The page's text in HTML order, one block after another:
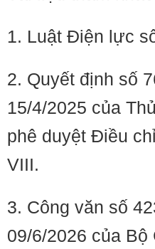
1. Luật Điện lực
2. Quyết định số
15/4/2025 của
phê duyệt Điều
VIII.
3. Công văn số
09/6/2026 của